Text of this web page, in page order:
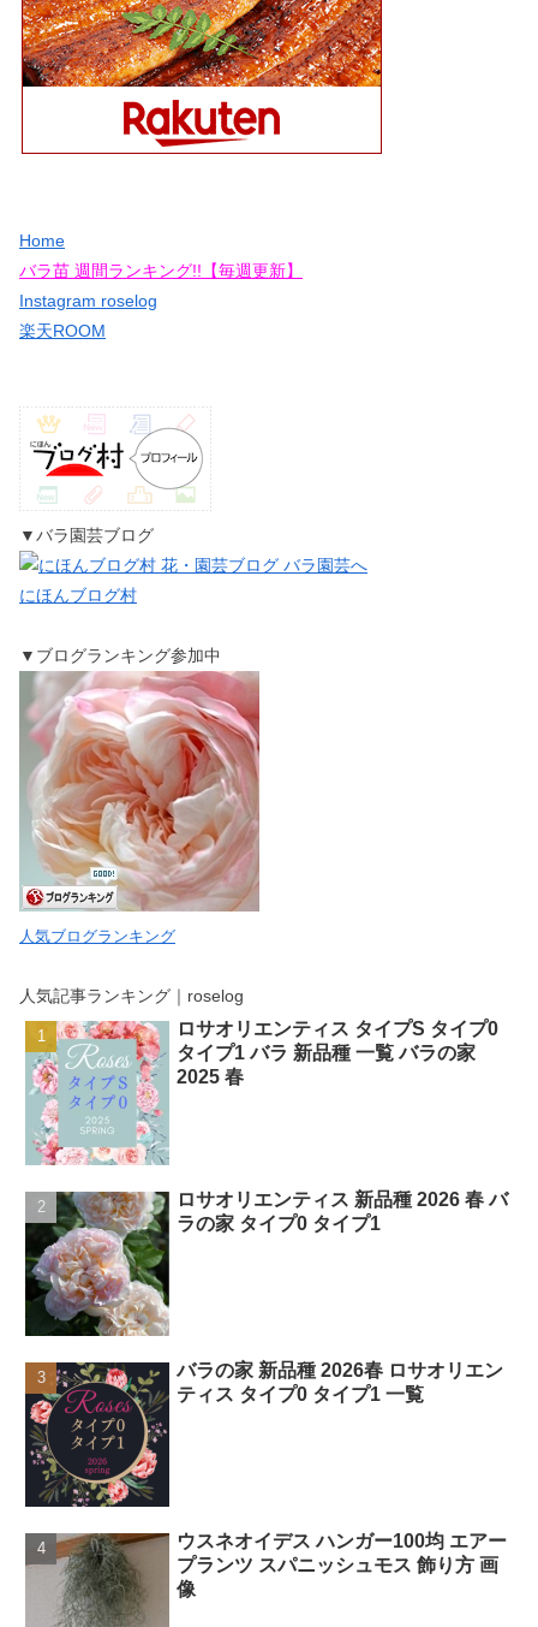
Home
バラ苗 週間ランキング!!【毎週更新】
Instagram roselog
楽天ROOM
▼バラ園芸ブログ
にほんブログ村
▼ブログランキング参加中
人気ブログランキング
人気記事ランキング｜roselog
ロサオリエンティス タイプS タイプ0
タイプ1 バラ 新品種 一覧 バラの家
2025 春
ロサオリエンティス 新品種 2026 春 バ
ラの家 タイプ0 タイプ1
バラの家 新品種 2026春 ロサオリエン
ティス タイプ0 タイプ1 一覧
ウスネオイデス ハンガー100均 エアー
プランツ スパニッシュモス 飾り方 画
像